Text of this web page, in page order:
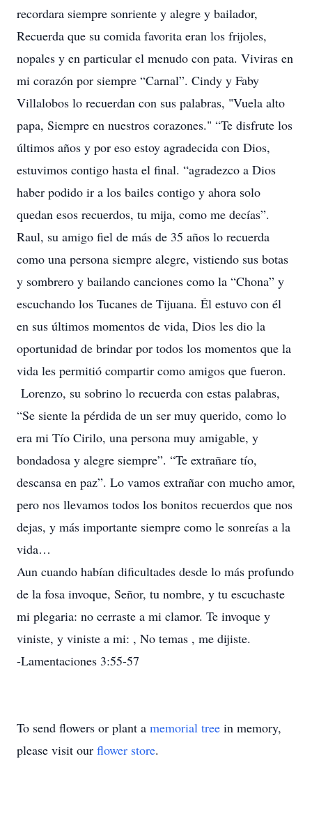
recordara siempre sonriente y alegre y bailador,
Recuerda que su comida favorita eran los frijoles,
nopales y en particular el menudo con pata. Viviras en
mi corazón por siempre “Carnal”. Cindy y Faby
Villalobos lo recuerdan con sus palabras, "Vuela alto
papa, Siempre en nuestros corazones." “Te disfrute los
últimos años y por eso estoy agradecida con Dios,
estuvimos contigo hasta el final. “agradezco a Dios
haber podido ir a los bailes contigo y ahora solo
quedan esos recuerdos, tu mija, como me decías”.
Raul, su amigo fiel de más de 35 años lo recuerda
como una persona siempre alegre, vistiendo sus botas
y sombrero y bailando canciones como la “Chona” y
escuchando los Tucanes de Tijuana. Él estuvo con él
en sus últimos momentos de vida, Dios les dio la
oportunidad de brindar por todos los momentos que la
vida les permitió compartir como amigos que fueron.
Lorenzo, su sobrino lo recuerda con estas palabras,
“Se siente la pérdida de un ser muy querido, como lo
era mi Tío Cirilo, una persona muy amigable, y
bondadosa y alegre siempre”. “Te extrañare tío,
descansa en paz”. Lo vamos extrañar con mucho amor,
pero nos llevamos todos los bonitos recuerdos que nos
dejas, y más importante siempre como le sonreías a la
vida…
Aun cuando habían dificultades desde lo más profundo
de la fosa invoque, Señor, tu nombre, y tu escuchaste
mi plegaria: no cerraste a mi clamor. Te invoque y
viniste, y viniste a mi: , No temas , me dijiste.
-Lamentaciones 3:55-57
To send flowers or plant a memorial tree in memory,
please visit our flower store.